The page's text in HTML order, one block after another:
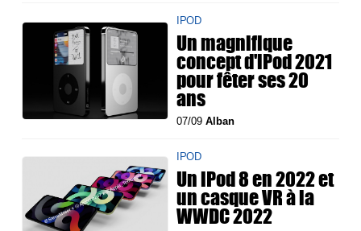
IPOD
Un magnifique
concept d'iPod 2021
pour fêter ses 20
ans
07/09Alban
IPOD
Un iPod 8 en 2022 et
un casque VR à la
WWDC 2022